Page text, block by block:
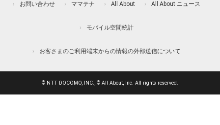
お問い合わせ ママテナ All About All About ニュース
モバイル空間統計
お客さまのご利用端末からの情報の外部送信について
© NTT DOCOMO, INC., © All About, Inc. All rights reserved.